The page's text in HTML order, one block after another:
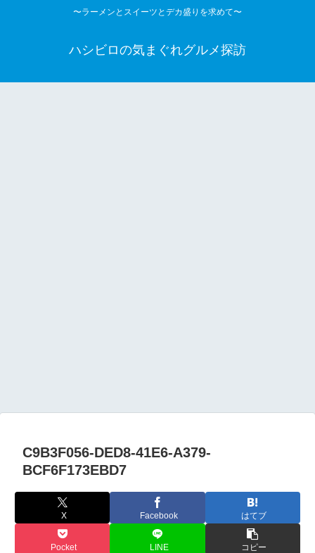
〜ラーメンとスイーツとデカ盛りを求めて〜
ハシビロの気まぐれグルメ探訪
C9B3F056-DED8-41E6-A379-
BCF6F173EBD7
X Facebook はてブ
Pocket LINE コピー